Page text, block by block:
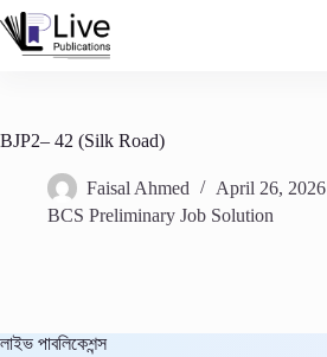
Skip
to
content
BJP2– 42 (Silk Road)
Faisal Ahmed
April 26, 2026
BCS Preliminary Job Solution
লাইভ পাবলিকেশন্স